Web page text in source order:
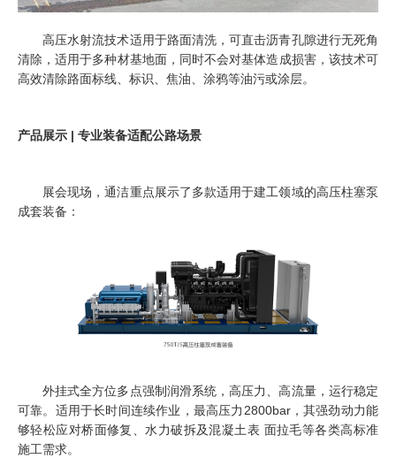
高压水射流技术适用于路面清洗，可直击沥青孔隙进行无死角
清除，适用于多种材基地面，同时不会对基体造成损害，该技术可
高效清除路面标线、标识、焦油、涂鸦等油污或涂层。
产品展示 | 专业装备适配公路场景
展会现场，通洁重点展示了多款适用于建工领域的高压柱塞泵
成套装备：
外挂式全方位多点强制润滑系统，高压力、高流量，运行稳定
可靠。适用于长时间连续作业，最高压力2800bar，其强劲动力能
够轻松应对桥面修复、水力破拆及混凝土表 面拉毛等各类高标准
施工需求。